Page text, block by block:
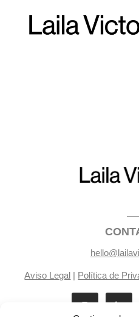
Aviso Legal | Política de